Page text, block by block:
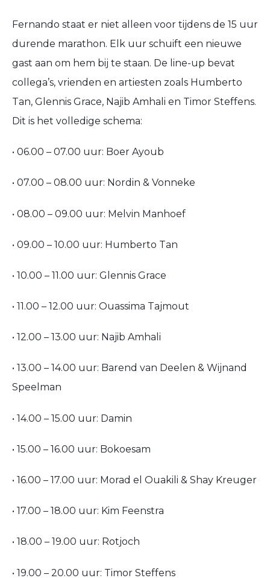
Fernando staat er niet alleen voor tijdens de 15 uur
durende marathon. Elk uur schuift een nieuwe
gast aan om hem bij te staan. De line-up bevat
collega’s, vrienden en artiesten zoals Humberto
Tan, Glennis Grace, Najib Amhali en Timor Steffens.
Dit is het volledige schema:
• 06.00 – 07.00 uur: Boer Ayoub
• 07.00 – 08.00 uur: Nordin & Vonneke
• 08.00 – 09.00 uur: Melvin Manhoef
• 09.00 – 10.00 uur: Humberto Tan
• 10.00 – 11.00 uur: Glennis Grace
• 11.00 – 12.00 uur: Ouassima Tajmout
• 12.00 – 13.00 uur: Najib Amhali
• 13.00 – 14.00 uur: Barend van Deelen & Wijnand
Speelman
• 14.00 – 15.00 uur: Damin
• 15.00 – 16.00 uur: Bokoesam
• 16.00 – 17.00 uur: Morad el Ouakili & Shay Kreuger
• 17.00 – 18.00 uur: Kim Feenstra
• 18.00 – 19.00 uur: Rotjoch
• 19.00 – 20.00 uur: Timor Steffens